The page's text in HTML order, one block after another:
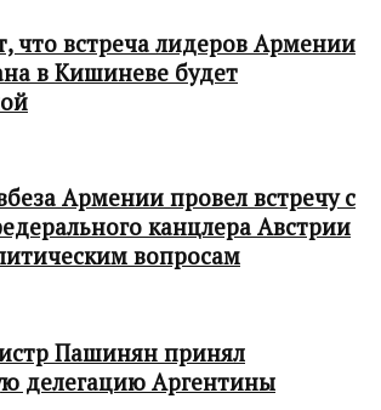
встреча лидеров Армении
в Кишиневе будет
Армении провел встречу с
канцлера Австрии
вопросам
Пашинян принял
делегацию Аргентины